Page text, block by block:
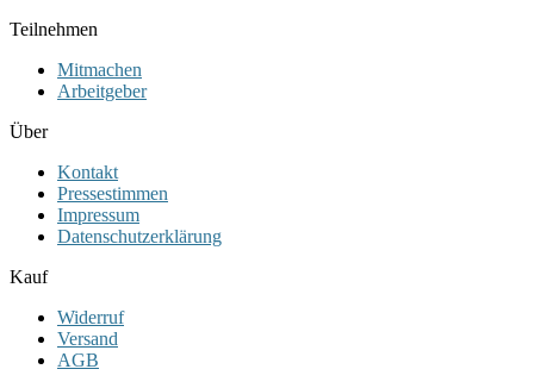
Teilnehmen
Mitmachen
Arbeitgeber
Über
Kontakt
Pressestimmen
Impressum
Datenschutzerklärung
Kauf
Widerruf
Versand
AGB